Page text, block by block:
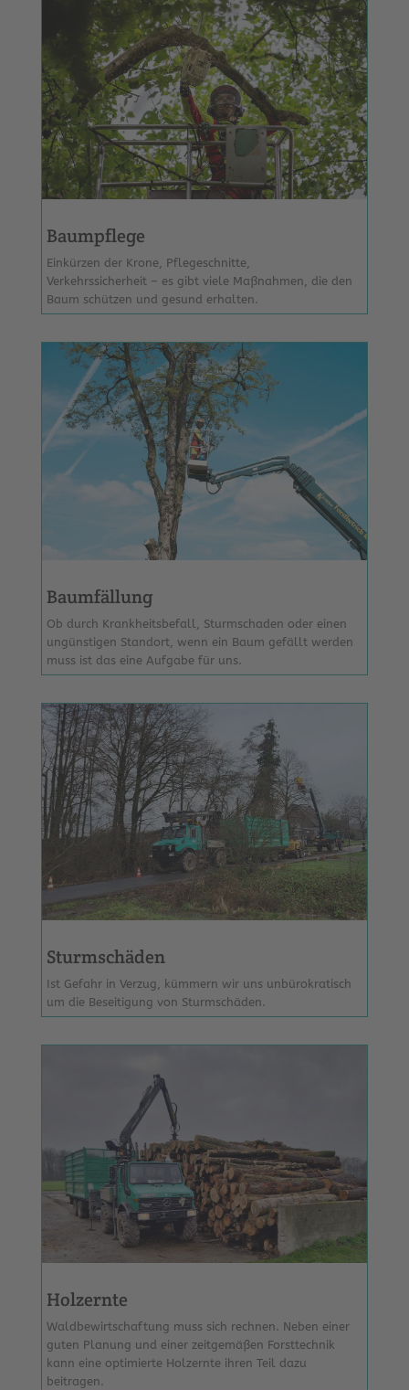
Baumpflege
Einkürzen der Krone, Pflegeschnitte,
Verkehrssicherheit – es gibt viele Maßnahmen, die den
Baum schützen und gesund erhalten.
Baumfällung
Ob durch Krankheitsbefall, Sturmschaden oder einen
ungünstigen Standort, wenn ein Baum gefällt werden
muss ist das eine Aufgabe für uns.
Sturmschäden
Ist Gefahr in Verzug, kümmern wir uns unbürokratisch
um die Beseitigung von Sturmschäden.
Holzernte
Waldbewirtschaftung muss sich rechnen. Neben einer
guten Planung und einer zeitgemäßen Forsttechnik
kann eine optimierte Holzernte ihren Teil dazu
beitragen.